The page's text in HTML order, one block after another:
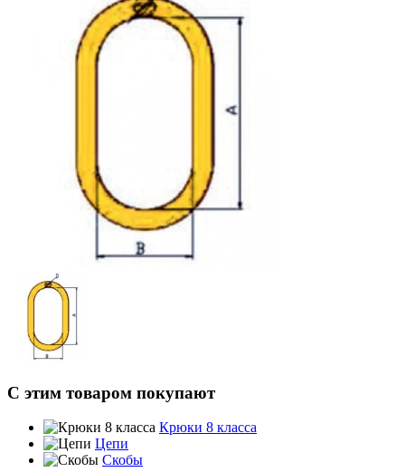
С этим товаром покупают
Крюки 8 класса
Цепи
Скобы